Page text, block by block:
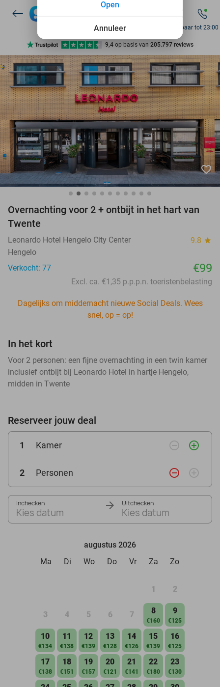
7 dagen per week beschikbaar
10+ miljoen leden
9,4 op basis van 205.797 reviews
Ontdek 15.000+ deals
7 dagen per week beschikbaar
10+ miljoen leden
Bereikbaar tot 23:00
favorite_border
Overnachting voor 2 + ontbijt in het hart van
Twente
Leonardo Hotel Hengelo City Center 9.8 star
Hengelo
Verkocht: 77
€99
Excl. ca. €1,35 p.p.p.n. toeristenbelasting
Dagelijks om middernacht nieuwe Social Deals. Wees
snel, op = op!
In het kort
Voor 2 personen: een fijne overnachting in een twin kamer
inclusief ontbijt bij Leonardo Hotel in hartje Hengelo,
midden in Twente
Reserveer jouw deal
1 Kamer remove_circle_outline add_circle_outline
2 Personen remove_circle_outline add_circle_outline
Inchecken
Kies datum
Uitchecken
Kies datum
augustus 2026
Ma
Di Wo Do Vr Za Zo
1 2
3 4 5 6 7 8
€160
9
€125
10
€134
11
€138
12
€139
13
€128
14
€126
15
€139
16
€125
17
€138
18
€151
19
€157
20
€121
21
€141
22
€180
23
€130
Annuleer
Open